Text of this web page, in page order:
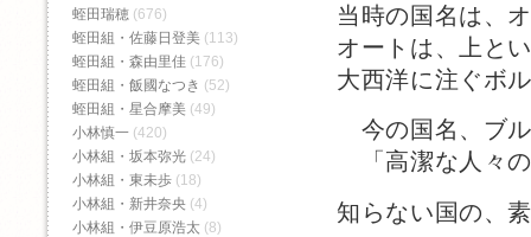
当時の国名は、
オートは、上と
大西洋に注ぐボ
今の国名、ブ
「高潔な人々
知らない国の、
蛭田瑞穂 (676)
蛭田組・佐藤日登美 (113)
蛭田組・森由里佳 (176)
蛭田組・飯國なつき (52)
蛭田組・星合摩美 (49)
小林慎一 (420)
小林組・坂本弥光 (24)
小林組・東未歩 (18)
小林組・新井奈央 (4)
小林組・伊豆原浩太 (8)